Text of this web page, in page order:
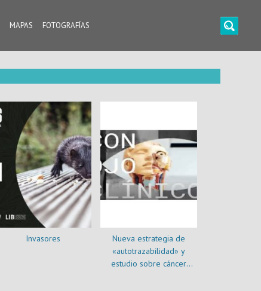
MAPAS FOTOGRAFÍAS
Invasores
Nueva estrategia de
«autotrazabilidad» y
estudio sobre cáncer